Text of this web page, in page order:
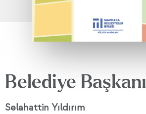
Belediye Başkanı
Selahattin Yıldırım